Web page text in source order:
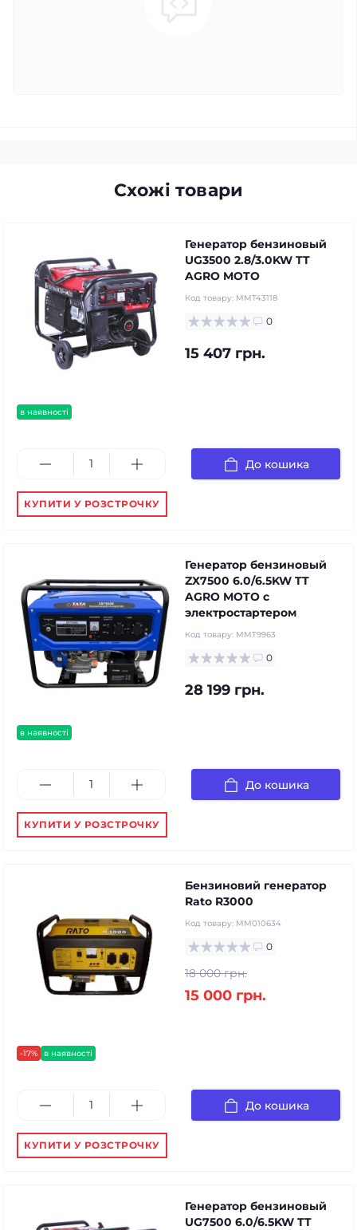
Схожі товари
в наявності
Генератор бензиновый
UG3500 2.8/3.0KW TT
AGRO MOTO
Код товару: MMT43118
0
15 407 грн.
До кошика
КУПИТИ У РОЗСТРОЧКУ
в наявності
Генератор бензиновый
ZX7500 6.0/6.5KW TT
AGRO MOTO с
электростартером
Код товару: MMT9963
0
28 199 грн.
До кошика
КУПИТИ У РОЗСТРОЧКУ
-17% в наявності
Бензиновий генератор
Rato R3000
Код товару: MM010634
0
18 000 грн.
15 000 грн.
До кошика
КУПИТИ У РОЗСТРОЧКУ
Генератор бензиновый
UG7500 6.0/6.5KW TT